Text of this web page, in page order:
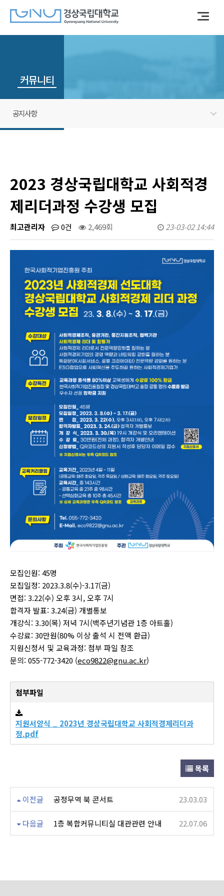
공지사항
커뮤니티
2023 경상국립대학교 사회적경
제리더과정 수강생 모집
최고관리자 0건 2,469회 23-03-02 14:44
모집인원: 45명
모집일정: 2023.3.8(수)-3.17(금)
면접: 3.22(수) 오후 3시, 오후 7시
합격자 발표: 3.24(금) 개별통보
개강식: 3.30(목) 저녁 7시(백주년기념관 1층 아트홀)
수강료: 30만원(80% 이상 출석 시 전액 환급)
지원신청서 및 교육과정: 첨부 파일 참조
문의: 055-772-3420 (eco9822@gnu.ac.kr)
첨부파일
지원서양식 _ 2023년 경상국립대학교 사회적경제리더과
정.pdf
목록
이전글 공정무역 북 콘서트 23.03.03
다음글 1층 복합커뮤니티실 대관관련 안내 22.07.06